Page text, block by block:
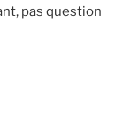
pas question